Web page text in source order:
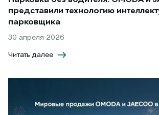
представили технологию
парковщика
30 апреля 2026
Читать далее